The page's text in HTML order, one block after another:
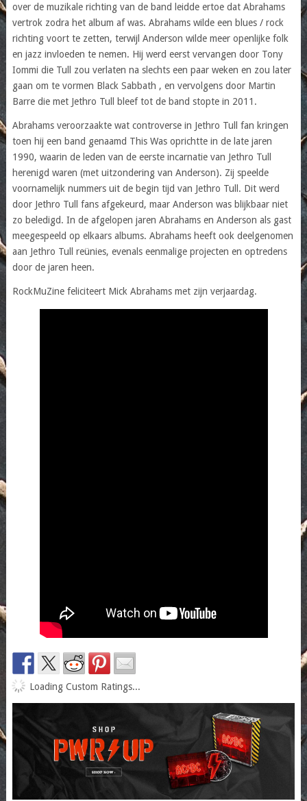
over de muzikale richting van de band leidde ertoe dat Abrahams
vertrok zodra het album af was. Abrahams wilde een blues / rock
richting voort te zetten, terwijl Anderson wilde meer openlijke folk
en jazz invloeden te nemen. Hij werd eerst vervangen door Tony
Iommi die Tull zou verlaten na slechts een paar weken en zou later
gaan om te vormen Black Sabbath , en vervolgens door Martin
Barre die met Jethro Tull bleef tot de band stopte in 2011.
Abrahams veroorzaakte wat controverse in Jethro Tull fan kringen
toen hij een band genaamd This Was oprichtte in de late jaren
1990, waarin de leden van de eerste incarnatie van Jethro Tull
herenigd waren (met uitzondering van Anderson). Zij speelde
voornamelijk nummers uit de begin tijd van Jethro Tull. Dit werd
door Jethro Tull fans afgekeurd, maar Anderson was blijkbaar niet
zo beledigd. In de afgelopen jaren Abrahams en Anderson als gast
meegespeeld op elkaars albums. Abrahams heeft ook deelgenomen
aan Jethro Tull reünies, evenals eenmalige projecten en optredens
door de jaren heen.
RockMuZine feliciteert Mick Abrahams met zijn verjaardag.
Loading Custom Ratings...